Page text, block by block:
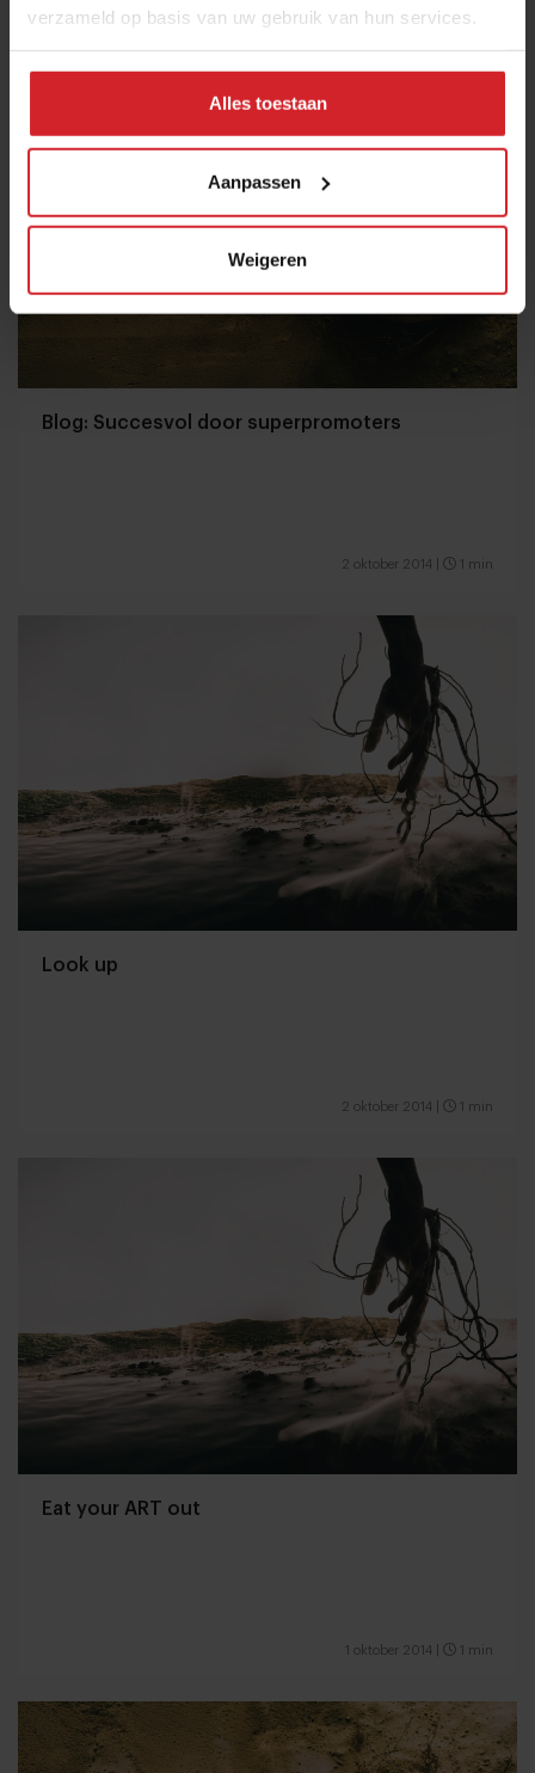
verzameld op basis van uw gebruik van hun services.
Alles toestaan
Aanpassen
Weigeren
2 oktober 2014| 1 min
Blog: Succesvol door superpromoters
2 oktober 2014 1 min
Look up
2 oktober 2014 1 min
Eat your ART out
1 oktober 2014 1 min